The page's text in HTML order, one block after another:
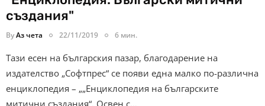
създания"
ByАз чета 22/11/2019 6 мин.
Тази есен на българския пазар, благодарение на
издателство „Софтпрес“ се появи една малко по-различна
енциклопедия – „„Енциклопедия на българските
митични създания“. Освен с…